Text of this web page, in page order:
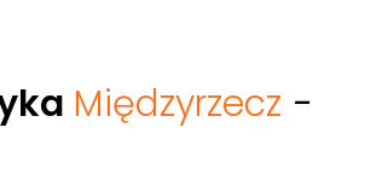
Międzyrzecz -